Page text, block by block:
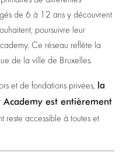
de 6 à 12 ans y découvrent
poursuivre leur
Ce réseau reflète la
de la ville de Bruxelles.
et de fondations privées, la
est entièrement
reste accessible à toutes et